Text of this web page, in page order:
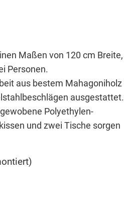
Maßen von 120 cm Breite,
Personen.
aus bestem Mahagoniholz
ausgestattet.
Polyethylen-
und zwei Tische sorgen